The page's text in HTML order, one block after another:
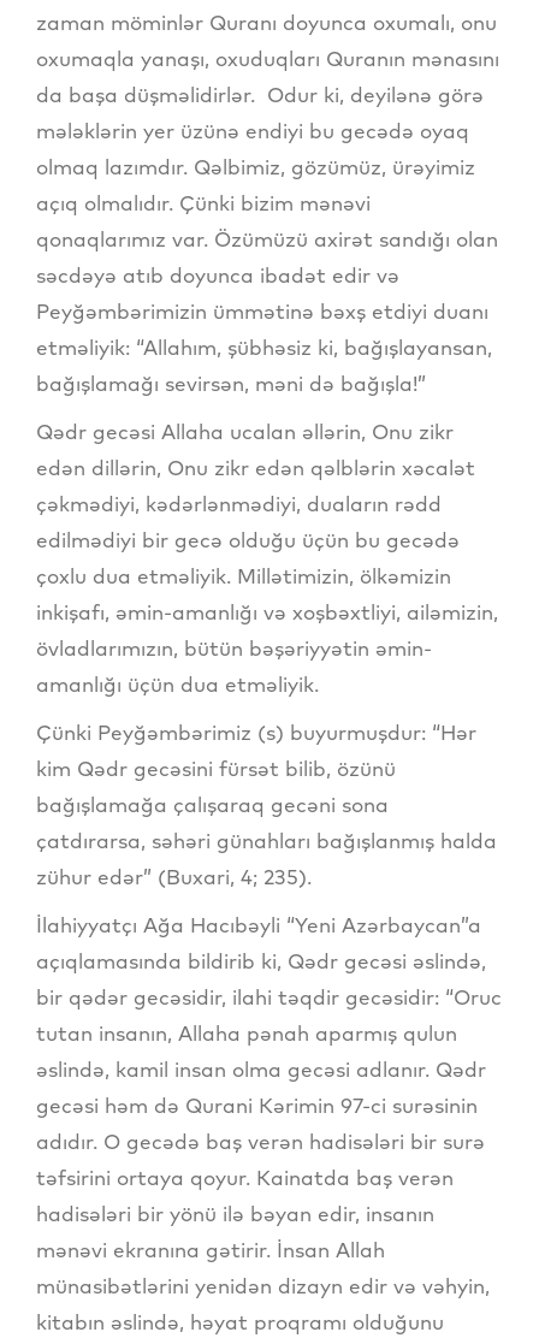
zaman möminlər Quranı doyunca oxumalı, onu
oxumaqla yanaşı, oxuduqları Quranın mənasını
da başa düşməlidirlər. Odur ki, deyilənə görə
mələklərin yer üzünə endiyi bu gecədə oyaq
olmaq lazımdır. Qəlbimiz, gözümüz, ürəyimiz
açıq olmalıdır. Çünki bizim mənəvi
qonaqlarımız var. Özümüzü axirət sandığı olan
səcdəyə atıb doyunca ibadət edir və
Peyğəmbərimizin ümmətinə bəxş etdiyi duanı
etməliyik: “Allahım, şübhəsiz ki, bağışlayansan,
bağışlamağı sevirsən, məni də bağışla!”
Qədr gecəsi Allaha ucalan əllərin, Onu zikr
edən dillərin, Onu zikr edən qəlblərin xəcalət
çəkmədiyi, kədərlənmədiyi, duaların rədd
edilmədiyi bir gecə olduğu üçün bu gecədə
çoxlu dua etməliyik. Millətimizin, ölkəmizin
inkişafı, əmin-amanlığı və xoşbəxtliyi, ailəmizin,
övladlarımızın, bütün bəşəriyyətin əmin-
amanlığı üçün dua etməliyik.
Çünki Peyğəmbərimiz (s) buyurmuşdur: “Hər
kim Qədr gecəsini fürsət bilib, özünü
bağışlamağa çalışaraq gecəni sona
çatdırarsa, səhəri günahları bağışlanmış halda
zühur edər” (Buxari, 4; 235).
İlahiyyatçı Ağa Hacıbəyli “Yeni Azərbaycan”a
açıqlamasında bildirib ki, Qədr gecəsi əslində,
bir qədər gecəsidir, ilahi təqdir gecəsidir: “Oruc
tutan insanın, Allaha pənah aparmış qulun
əslində, kamil insan olma gecəsi adlanır. Qədr
gecəsi həm də Qurani Kərimin 97-ci surəsinin
adıdır. O gecədə baş verən hadisələri bir surə
təfsirini ortaya qoyur. Kainatda baş verən
hadisələri bir yönü ilə bəyan edir, insanın
mənəvi ekranına gətirir. İnsan Allah
münasibətlərini yenidən dizayn edir və vəhyin,
kitabın əslində, həyat proqramı olduğunu